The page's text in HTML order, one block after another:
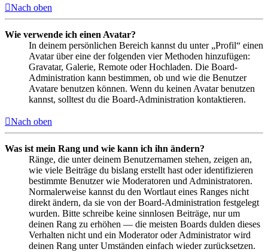
Nach oben
Wie verwende ich einen Avatar?
In deinem persönlichen Bereich kannst du unter „Profil“ einen
Avatar über eine der folgenden vier Methoden hinzufügen:
Gravatar, Galerie, Remote oder Hochladen. Die Board-
Administration kann bestimmen, ob und wie die Benutzer
Avatare benutzen können. Wenn du keinen Avatar benutzen
kannst, solltest du die Board-Administration kontaktieren.
Nach oben
Was ist mein Rang und wie kann ich ihn ändern?
Ränge, die unter deinem Benutzernamen stehen, zeigen an,
wie viele Beiträge du bislang erstellt hast oder identifizieren
bestimmte Benutzer wie Moderatoren und Administratoren.
Normalerweise kannst du den Wortlaut eines Ranges nicht
direkt ändern, da sie von der Board-Administration festgelegt
wurden. Bitte schreibe keine sinnlosen Beiträge, nur um
deinen Rang zu erhöhen — die meisten Boards dulden dieses
Verhalten nicht und ein Moderator oder Administrator wird
deinen Rang unter Umständen einfach wieder zurücksetzen.